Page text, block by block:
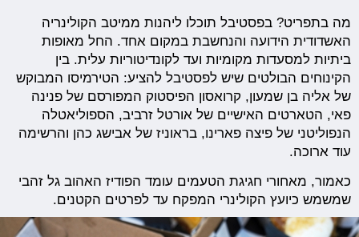
מה בתפריט? בפסטיבל תוכלו ליהנות ממיטב הקולינריה
האשדודית הידועה והנחשבת במקום אחד. החל מאופות
ביתיות למסעדות מקומיות ועד לקונדיטוריות עלית. בין
הקינוחים הבולטים שיש לפסטיבל להציע: הטירמיסו המבוקש
של אליה בן שמעון, קרואסון הפיסטוק המפורסם של פנינה
פאי, הטארטים האישיים של אורטל זרביב, הספוליאטלה
הנפוליטני של פיצה פארינו, בראוניז של אבישג כהן והרשימה
עוד ארוכה.
כאמור, מאחורי חגיגת הטעמים עומד הפודיז האהוב גל זהבי
שמשמש כיועץ הקולינרי המפקח עד לפרטים הקטנים.